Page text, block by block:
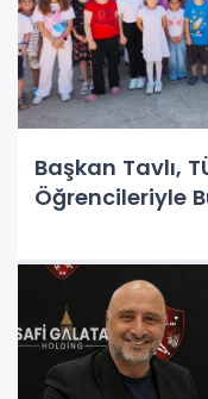
Başkan Tavlı,
Öğrencileriyle